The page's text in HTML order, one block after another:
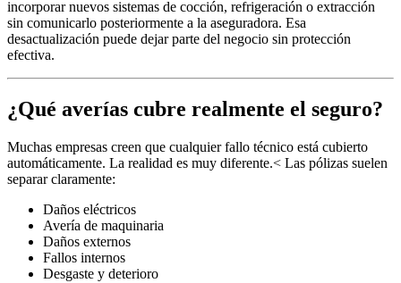
incorporar nuevos sistemas de cocción, refrigeración o extracción
sin comunicarlo posteriormente a la aseguradora. Esa
desactualización puede dejar parte del negocio sin protección
efectiva.
¿Qué averías cubre realmente el seguro?
Muchas empresas creen que cualquier fallo técnico está cubierto
automáticamente. La realidad es muy diferente.< Las pólizas suelen
separar claramente:
Daños eléctricos
Avería de maquinaria
Daños externos
Fallos internos
Desgaste y deterioro